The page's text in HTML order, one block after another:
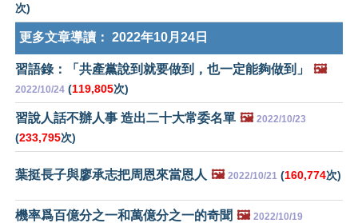
次)
更多文章導讀： 2022年10月24日
習語錄：「共產黨說到就要做到，也一定能夠做到」 🖼️
2022/10/24 (119,805次)
習說人話不辦人事 造出二十大常委名單 🖼️ 2022/10/23
(233,795次)
葉挺長子與廖承志把周恩來當恩人 🖼️ 2022/10/21 (160,774次)
機率爲百億分之一和萬億分之一的奇聞 🖼️ 2022/10/19